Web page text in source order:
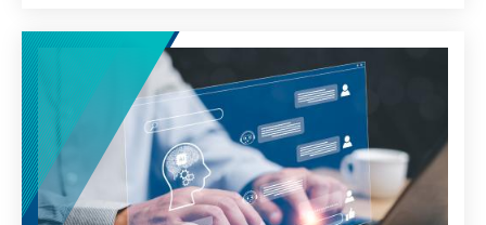
zeigt: Sonderregelungen für neu
eingewanderte Menschen sind nur zu Beginn
sinnvoll. Später besteht die herausfordernde
Aufgabe der Abgrenzung der Gruppe.